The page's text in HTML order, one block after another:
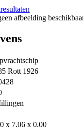
Rott 1926
x 7.06 x 0.00